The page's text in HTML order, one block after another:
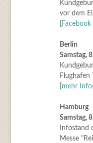
vor dem
Facebook
Berlin
Samstag,
Flughafen
mehr
Hamburg
Samstag,
Infostand
Messe